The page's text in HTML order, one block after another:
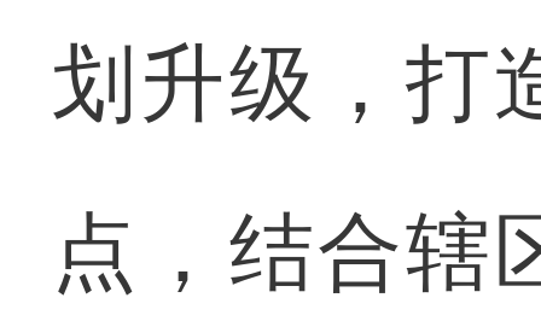
划升级，打
点，结合辖